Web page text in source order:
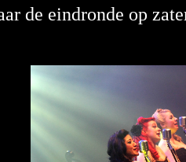
de eindronde op